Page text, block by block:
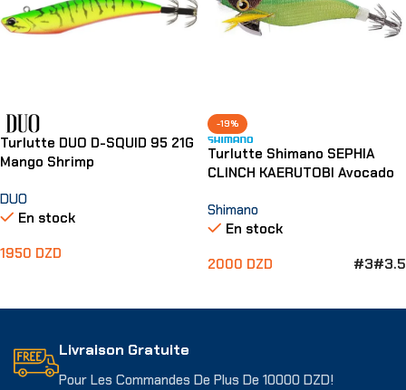
Turlutte DUO D-SQUID 95 21G
Mango Shrimp
DUO
En stock
1950 DZD
-19%
Turlutte Shimano SEPHIA
CLINCH KAERUTOBI Avocado
Shimano
En stock
2000 DZD #3#3.5
Livraison Gratuite
Pour Les Commandes De Plus De 10000 DZD!